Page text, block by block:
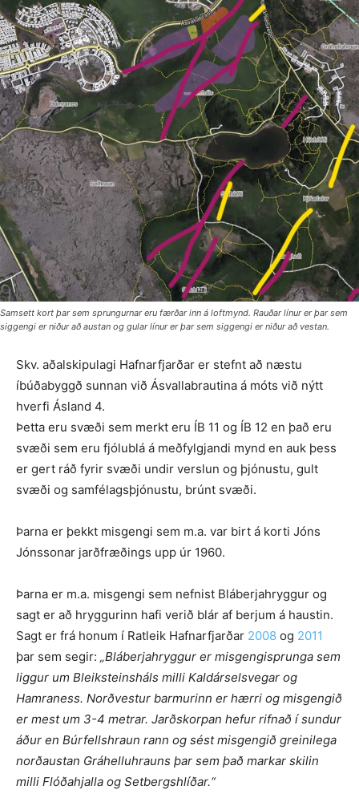
Samsett kort þar sem sprungurnar eru færðar inn á loftmynd. Rauðar línur er þar sem
siggengi er niður að austan og gular línur er þar sem siggengi er niður að vestan.
Skv. aðalskipulagi Hafnarfjarðar er stefnt að næstu
íbúðabyggð sunnan við Ásvallabrautina á móts við nýtt
hverfi Ásland 4.
Þetta eru svæði sem merkt eru ÍB 11 og ÍB 12 en það eru
svæði sem eru fjólublá á meðfylgjandi mynd en auk þess
er gert ráð fyrir svæði undir verslun og þjónustu, gult
svæði og samfélagsþjónustu, brúnt svæði.
Þarna er þekkt misgengi sem m.a. var birt á korti Jóns
Jónssonar jarðfræðings upp úr 1960.
Þarna er m.a. misgengi sem nefnist Bláberjahryggur og
sagt er að hryggurinn hafi verið blár af berjum á haustin.
Sagt er frá honum í Ratleik Hafnarfjarðar 2008 og 2011
þar sem segir: „Bláberjahryggur er misgengisprunga sem
liggur um Bleiksteinsháls milli Kaldárselsvegar og
Hamraness. Norðvestur barmurinn er hærri og misgengið
er mest um 3-4 metrar. Jarðskorpan hefur rifnað í sundur
áður en Búrfellshraun rann og sést misgengið greinilega
norðaustan Gráhelluhrauns þar sem það markar skilin
milli Flóðahjalla og Setbergshlíðar.“